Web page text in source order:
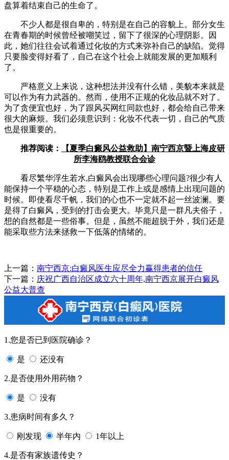
盘算着结束自己的生命了。
不少人都是很自卑的，特别是在自己的容貌上。部分女生
在青春期的时候曾经被嘲笑过，留下了很深的心理阴影。因
此，她们往往会试着通过化妆的方式来弥补自己的缺陷。觉得
只要脸变得好看了，自己在这个社会上就能发展的更加顺利
了。
严格意义上来说，这种想法并没有什么错，美貌本来就是
可以作为有力武器的。然而，使用不正规的化妆品就不对了。
为了贪便宜也好，为了跟风买网红同款也好，都会给自己带来
很大的麻烦。我们必须意识到：化妆不代表一切，自己的气质
也是很重要的。
推荐阅读：
【夏季白癜风公益救助】南宁西京暨上海皮研
所李海鸥教授联合会诊
看尽繁华浮生若水,白癜风会出现哪些心理问题?很少有人
能保持一个平稳的心态，特别是工作上或是感情上出现问题的
时候。即使看尽千帆，我们的心也不一定就不起一丝波澜。要
是得了白癜风，受到的打击会更大。毕竟只是一群凡夫俗子，
想的自然都是一些俗事。但是，虽然不能超脱于外，我们还是
能采取些方法来拯救一下低落的情绪的。
上一篇： 南宁西京:白癜风医生应尽全力赢得患者的信任
下一篇： 庆祝广西自治区成立六十周年,南宁西京展开白癜风
公益大普查
1.您是否已到医院确诊？
是 还没有
2.是否使用外用药物？
是 没有
3.患病时间有多久？
刚发现 半年内 1年以上
4.是否有家族遗传史？